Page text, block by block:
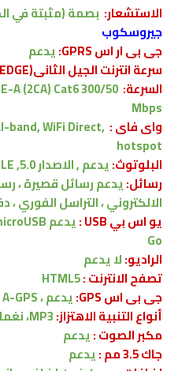
الاستشعار: بصمة (مثبتة في
جيروسكوب
جى بى ار اس GPRS:
يدعم
سرعة انترنت الجيل الثانى(EDGE):
السرعة: A (2CA) Cat6 300/50
Mbps
واى فاى : band, WiFi Direct,
hotspot
البلوتوث:يدعم , الاصدار5.0, A2DP, LE
رسائل:يدعم رسائل قصيرة ،
الالكتروني ، التراسل الفوري ،
يو اس بي USB :
يدعم
Go
الراديو:لا يدعم
تصفح الانترنت :HTML5
جى بى اس GPS:
يدعم ،GPS
أنواع التنبية الاهتزاز:
مكبر الصوت :يدعم
جاك 3.5 مم :
يدعم